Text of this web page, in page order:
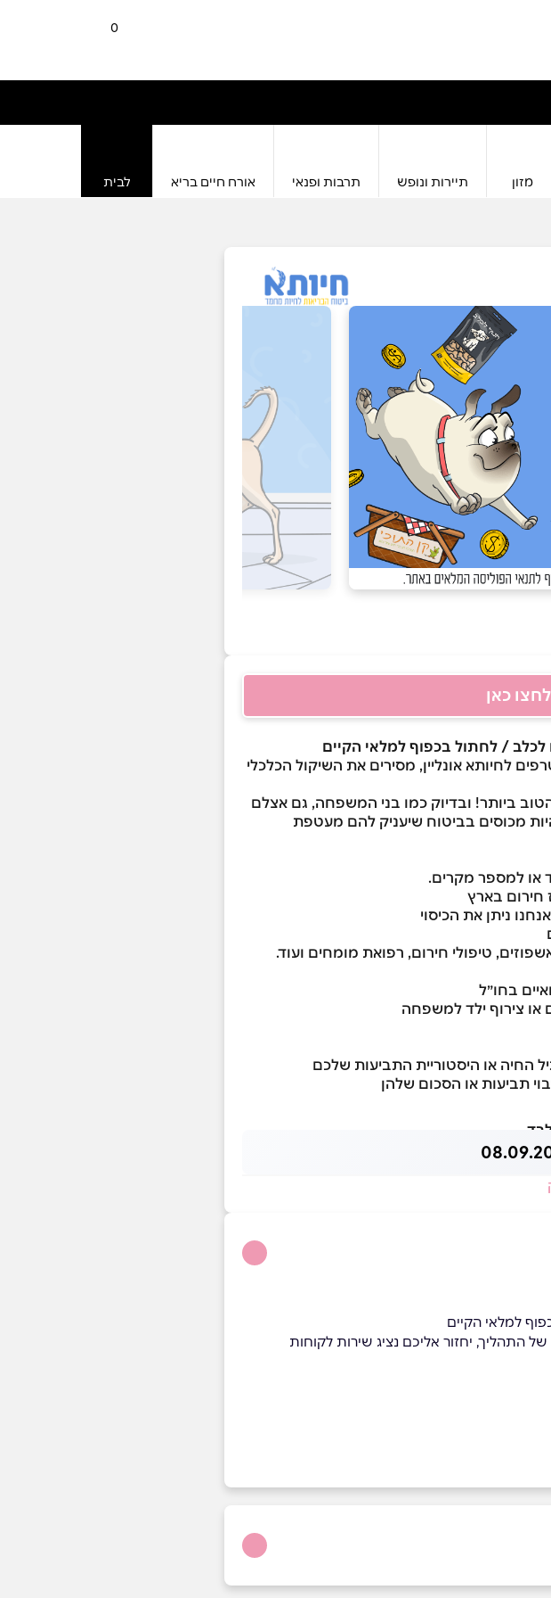
0
מזון תיירות ונופש תרבות ופנאי אורח חיים בריא לבית
כאן
לחיותא אונליין, מסירים את השיקול הכלכלי
ביותר! ובדיוק כמו בני המשפחה, גם אצלם
מכוסים בביטוח שיעניק להם מעטפת
חירום בארץ
ניתן את הכיסוי
טיפולי חירום, רפואת מומחים ועוד.
בחו״ל
או צירוף ילד למשפחה
החיה או היסטוריית התביעות שלכם
תביעות או הסכום שלהן
למלאי הקיים
התהליך, יחזור אליכם נציג שירות לקוחות